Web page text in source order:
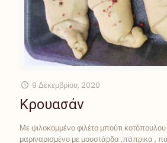
9 Δεκεμβρίου, 2020
Κρουασάν
Με ψιλοκομμένο φιλέτο μπούτι
μαριναρισμένο με μουστάρδα ,πάπρικα ,